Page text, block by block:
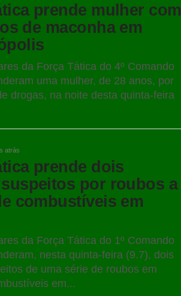
prende mulher com
de maconha em
da Força Tática do 4º Comando
uma mulher, de 28 anos, por
drogas, na noite desta quinta-feira
atrás
prende dois
por roubos a
combustíveis em
da Força Tática do 1º Comando
nesta quinta-feira (9.7), dois
de uma série de roubos em
em...